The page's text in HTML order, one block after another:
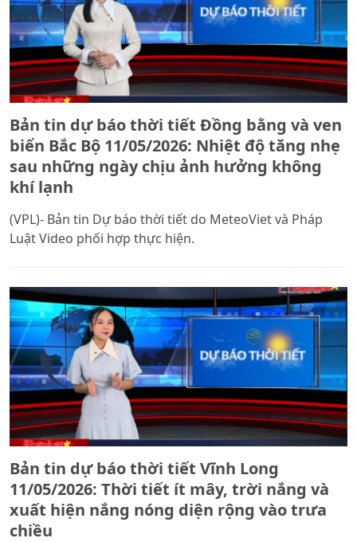
Bản tin dự báo thời tiết Đồng bằng và ven
biển Bắc Bộ 11/05/2026: Nhiệt độ tăng nhẹ
sau những ngày chịu ảnh hưởng không
khí lạnh
(VPL)- Bản tin Dự báo thời tiết do MeteoViet và Pháp
Luật Video phối hợp thực hiện.
Bản tin dự báo thời tiết Vĩnh Long
11/05/2026: Thời tiết ít mây, trời nắng và
xuất hiện nắng nóng diện rộng vào trưa
chiều